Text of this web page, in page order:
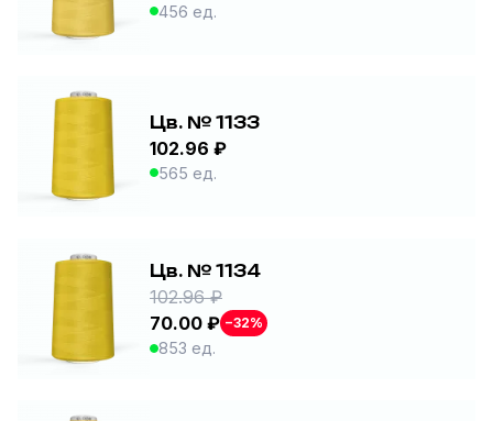
456 ед.
Цв. № 1133
102.96 ₽
565 ед.
Цв. № 1134
102.96 ₽
70.00 ₽ −32%
853 ед.